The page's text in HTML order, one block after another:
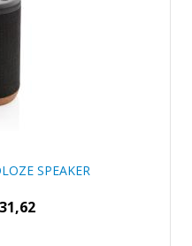
SPEAKER